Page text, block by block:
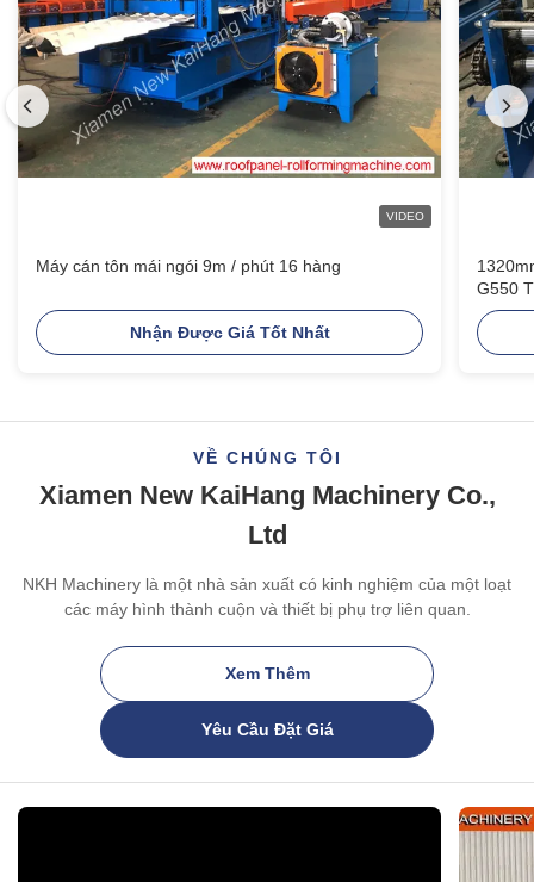
VIDEO
Máy cán tôn mái ngói 9m / phút 16 hàng
Nhận Được Giá Tốt Nhất
G550
VỀ CHÚNG TÔI
Xiamen New KaiHang Machinery Co.,
Ltd
NKH Machinery là một nhà sản xuất có kinh nghiệm của một loạt
các máy hình thành cuộn và thiết bị phụ trợ liên quan.
Xem Thêm
Yêu Cầu Đặt Giá